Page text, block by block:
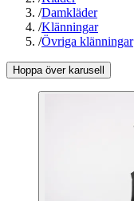
/Damkläder
/Klänningar
/Övriga klänningar
Hoppa över karusell